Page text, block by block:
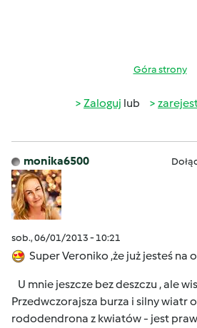
Góra strony
Zaloguj lub
monika6500
sob., 06/01/2013 - 10:21
Super Veroniko ,że już jesteś na
U mnie jeszcze bez deszczu , ale
Przedwczorajsza burza i silny wiatr
rododendrona z kwiatów - jest